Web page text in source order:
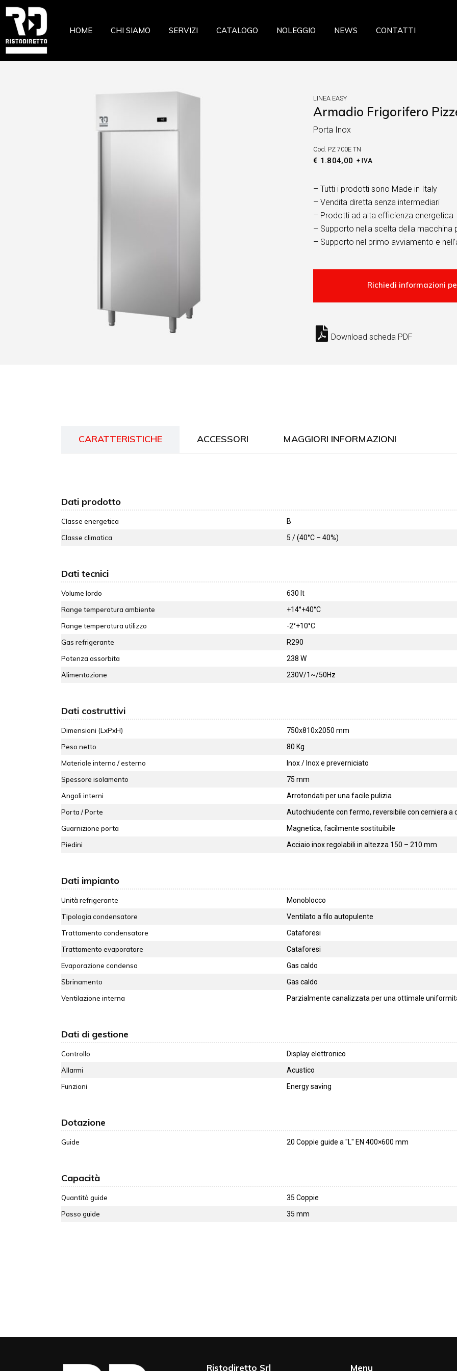
HOME CHI SIAMO SERVIZI CATALOGO NOLEGGIO NEWS CONTATTI
LINEA EASY
Armadio Frigorifero
Porta Inox
Cod. PZ 700E TN
€ 1.804,00 + IVA
– Tutti i prodotti sono Made in Italy
– Vendita diretta senza intermediari
– Prodotti ad alta efficienza energetica
– Supporto nella scelta della macchina
– Supporto nel primo avviamento e
Download scheda PDF
CARATTERISTICHE ACCESSORI MAGGIORI INFORMAZIONI
Dati prodotto
Classe energetica
B
Classe climatica
5 / (40°C – 40%)
Dati tecnici
Volume lordo
630 lt
Range temperatura ambiente
+14°+40°C
Range temperatura utilizzo
-2°+10°C
Gas refrigerante
R290
Potenza assorbita
238 W
Alimentazione
230V/1~/50Hz
Dati costruttivi
Dimensioni (LxPxH)
750x810x2050 mm
Peso netto
80 Kg
Materiale interno / esterno
Inox / Inox e preverniciato
Spessore isolamento
75 mm
Angoli interni
Arrotondati per una facile pulizia
Porta / Porte
Autochiudente con fermo, reversibile con cerniera a
Guarnizione porta
Magnetica, facilmente sostituibile
Piedini
Acciaio inox regolabili in altezza 150 – 210 mm
Dati impianto
Unità refrigerante
Monoblocco
Tipologia condensatore
Ventilato a filo autopulente
Trattamento condensatore
Cataforesi
Trattamento evaporatore
Cataforesi
Evaporazione condensa
Gas caldo
Sbrinamento
Gas caldo
Ventilazione interna
Parzialmente canalizzata per una ottimale
Dati di gestione
Controllo
Display elettronico
Allarmi
Acustico
Funzioni
Energy saving
Dotazione
Guide 20 Coppie guide a "L" EN 400×600 mm
Capacità
Quantità guide
35 Coppie
Passo guide
35 mm
Ristodiretto Srl Menu